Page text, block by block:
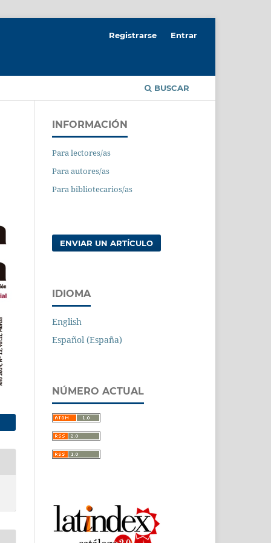
BUSCAR
Registrarse Entrar
INFORMACIÓN
Para lectores/as
Para autores/as
Para bibliotecarios/as
ENVIAR UN ARTÍCULO
IDIOMA
English
Español (España)
NÚMERO ACTUAL